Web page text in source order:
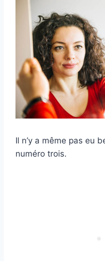
Il n’y a même pas eu
numéro trois.